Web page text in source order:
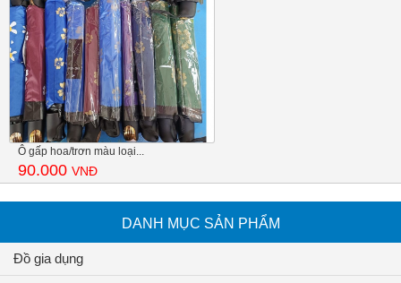
Ô gấp hoa/trơn màu loại...
90.000 VNĐ
DANH MỤC SẢN PHẨM
Đồ gia dụng